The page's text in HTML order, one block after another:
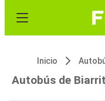
Inicio
Autobús de